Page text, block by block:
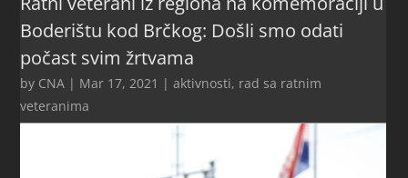
Boderištu kod Brčkog: Došli smo odati
počast svim žrtvama
by CNA | Mar 17, 2021 |aktivnosti, rad sa ratnim
veteranima